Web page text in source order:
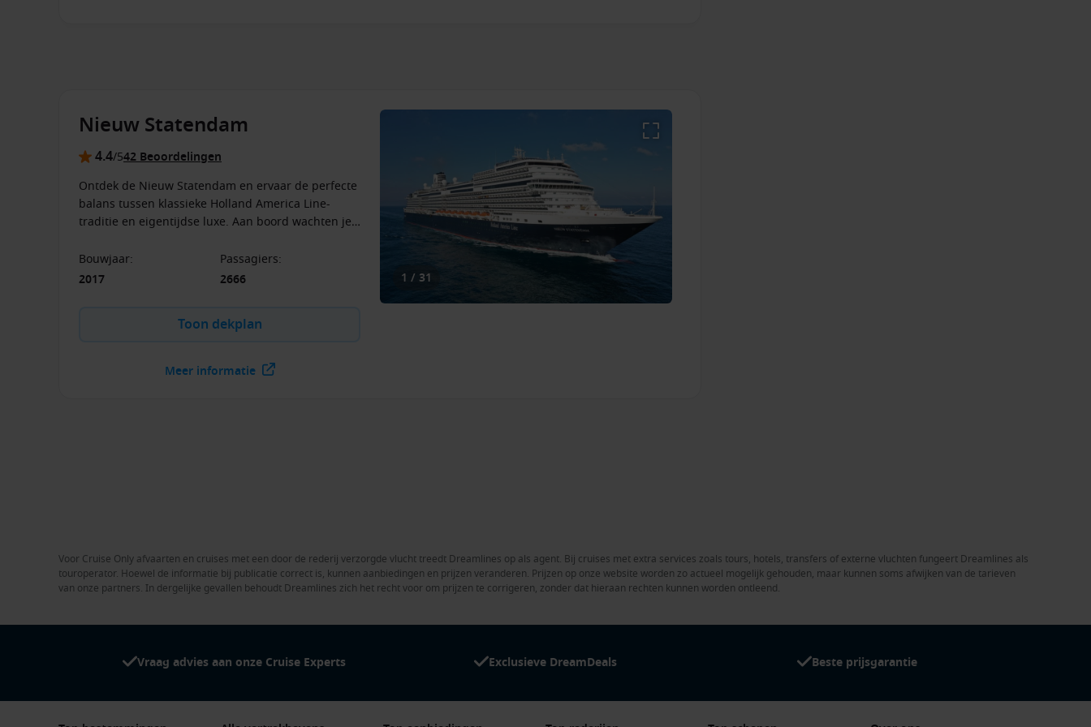
1 / 31
Nieuw Statendam
4.4/542 Beoordelingen
Ontdek de Nieuw Statendam en ervaar de perfecte
balans tussen klassieke Holland America Line-
traditie en eigentijdse luxe. Aan boord wachten je
entertainmentopties en ontspanning op het
hoogste niveau.
Bouwjaar:
2017
Passagiers:
2666
Toon dekplan
Meer informatie
Voor Cruise Only afvaarten en cruises met een door de rederij verzorgde vlucht treedt Dreamlines op als agent. Bij cruises met extra services zoals tours, hotels, transfers of externe vluchten fungeert Dreamlines als
touroperator. Hoewel de informatie bij publicatie correct is, kunnen aanbiedingen en prijzen veranderen. Prijzen op onze website worden zo actueel mogelijk gehouden, maar kunnen soms afwijken van de tarieven
van onze partners. In dergelijke gevallen behoudt Dreamlines zich het recht voor om prijzen te corrigeren, zonder dat hieraan rechten kunnen worden ontleend.
Vraag advies aan onze Cruise Experts Exclusieve DreamDeals Beste prijsgarantie